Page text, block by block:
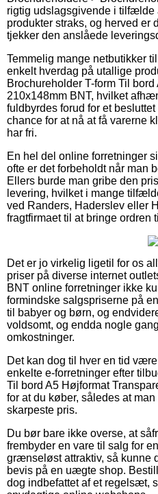
rigtig udslagsgivende i tilfælde
produkter straks, og herved er
tjekker den anslåede
Temmelig mange netbutikker
enkelt hverdag på utallige
Brochureholder T-form Til
210x148mm BNT, hvilket
fuldbyrdes forud for et
chance for at nå at få varerne
har fri.
En hel del online forretninger
ofte er det forbeholdt når man
Ellers burde man gribe den
levering, hvilket i mange
ved Randers, Haderslev eller
fragtfirmaet til at bringe ordren
Det er jo virkelig ligetil for os
priser på diverse internet
BNT online forretninger ikke
formindske salgspriserne på
til babyer og børn, og
voldsomt, og endda nogle
omkostninger.
Det kan dog til hver en tid
enkelte e-forretninger efter
Til bord A5 Højformat
for at du køber, således at
skarpeste pris.
Du bør bare ikke overse, at
frembyder en vare til salg for
grænseløst attraktiv, så
bevis på en uægte shop.
dog indbefattet af et regelsæt,